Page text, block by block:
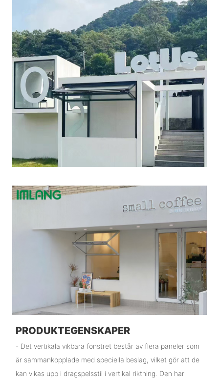
PRODUKTEGENSKAPER
- Det vertikala vikbara fönstret består av flera paneler som
är sammankopplade med speciella beslag, vilket gör att de
kan vikas upp i dragspelsstil i vertikal riktning. Den har